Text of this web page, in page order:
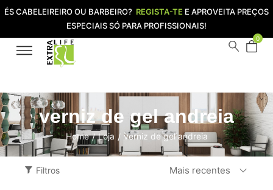
ÉS CABELEIREIRO OU BARBEIRO? REGISTA-TE E APROVEITA PREÇOS
ESPECIAIS SÓ PARA PROFISSIONAIS!
0
verniz de gel andreia
Home / Loja / verniz de gel andreia
Filtros Mais recentes